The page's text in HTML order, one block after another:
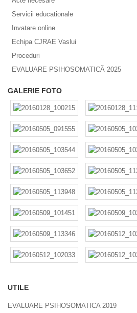
Servicii educationale
Invatare online
Echipa CJRAE Vaslui
Proceduri
EVALUARE PSIHOSOMATICĂ 2025
GALERIE FOTO
UTILE
EVALUARE PSIHOSOMATICA 2019